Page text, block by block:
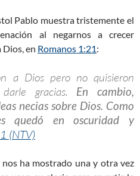
Pablo muestra tristemente el
al negarnos a crecer
en Romanos 1:21:
a Dios pero no quisieron
gracias. En cambio,
necias sobre Dios. Como
quedó en oscuridad y
(NTV)
ha mostrado una y otra vez